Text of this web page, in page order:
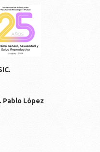
Pablo López